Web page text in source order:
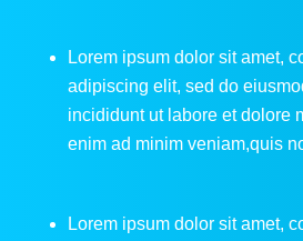
Lorem ipsum dolor sit amet,
adipiscing elit, sed do
incididunt ut labore et dolore
enim ad minim veniam,quis
Lorem ipsum dolor sit amet,